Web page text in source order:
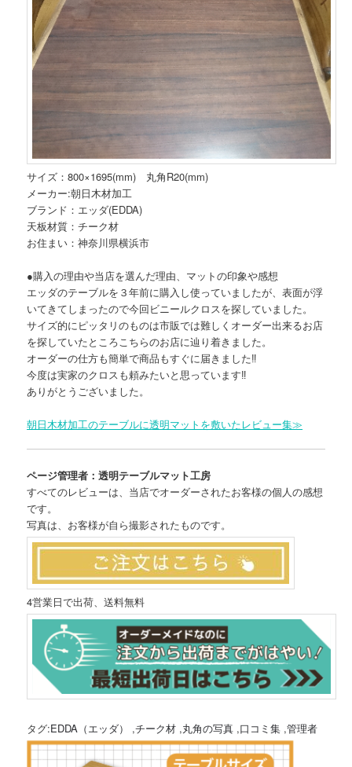
サイズ：800×1695(mm) 丸角R20(mm)
メーカー:朝日木材加工
ブランド：エッダ(EDDA)
天板材質：チーク材
お住まい：神奈川県横浜市
●購入の理由や当店を選んだ理由、マットの印象や感想
エッダのテーブルを３年前に購入し使っていましたが、表面が浮
いてきてしまったので今回ビニールクロスを探していました。
サイズ的にピッタリのものは市販では難しくオーダー出来るお店
を探していたところこちらのお店に辿り着きました。
オーダーの仕方も簡単で商品もすぐに届きました‼️
今度は実家のクロスも頼みたいと思っています‼️
ありがとうございました。
朝日木材加工のテーブルに透明マットを敷いたレビュー集≫
ページ管理者：透明テーブルマット工房
すべてのレビューは、当店でオーダーされたお客様の個人の感想
です。
写真は、お客様が自ら撮影されたものです。
4営業日で出荷、送料無料
タグ:EDDA（エッダ） ,チーク材 ,丸角の写真 ,口コミ集 ,管理者